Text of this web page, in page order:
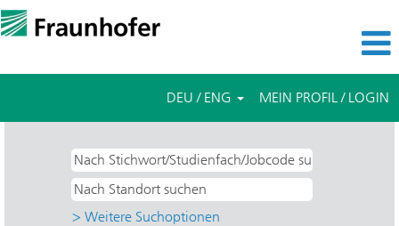
DEU / ENG MEIN PROFIL / LOGIN
> Weitere Suchoptionen